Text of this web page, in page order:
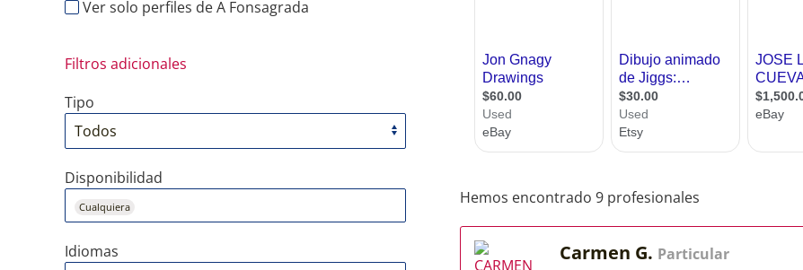
Ver solo perfiles de A Fonsagrada
Filtros adicionales
Tipo
Disponibilidad
Cualquiera
Idiomas
Hemos encontrado 9 profesionales
Carmen G. Particular